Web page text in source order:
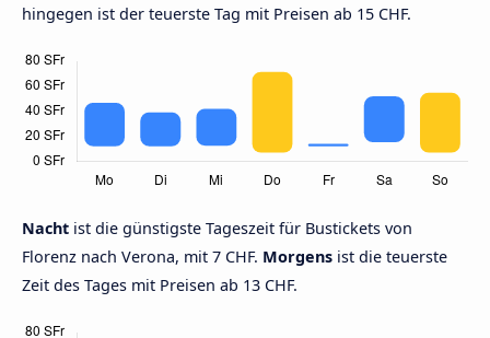
hingegen ist der teuerste Tag mit Preisen ab 15 CHF.
Nacht ist die günstigste Tageszeit für Bustickets von
Florenz nach Verona, mit 7 CHF. Morgens ist die teuerste
Zeit des Tages mit Preisen ab 13 CHF.